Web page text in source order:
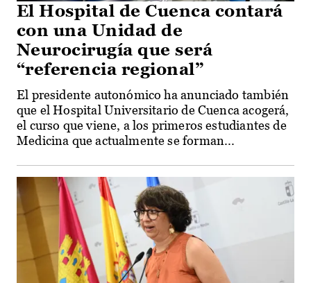
El Hospital de Cuenca contará
con una Unidad de
Neurocirugía que será
“referencia regional”
El presidente autonómico ha anunciado también
que el Hospital Universitario de Cuenca acogerá,
el curso que viene, a los primeros estudiantes de
Medicina que actualmente se forman...